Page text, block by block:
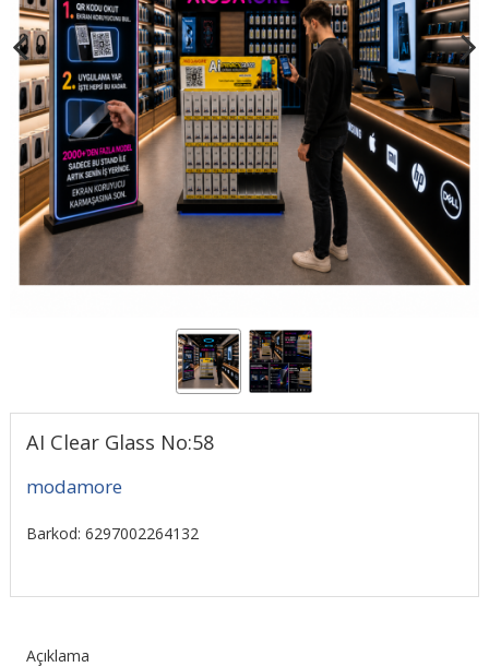
AI Clear Glass No:58
modamore
Barkod: 6297002264132
Açıklama